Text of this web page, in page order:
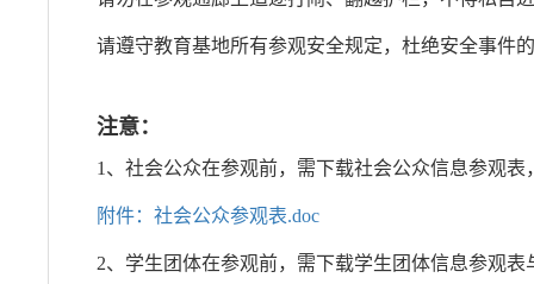
请遵守教育基地所有参观安全规定，杜绝安全事件
注意：
1、社会公众在参观前，需下载社会公众信息参观
附件：社会公众参观表.doc
2、学生团体在参观前，需下载学生团体信息参观